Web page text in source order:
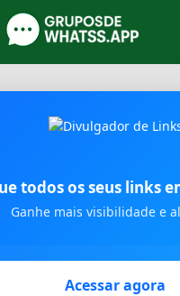
todos os seus links
Ganhe mais visibilidade e
Acessar agora